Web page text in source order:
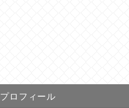
プロフィール